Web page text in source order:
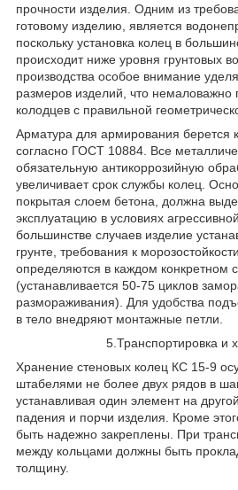
прочности изделия. Одним из
готовому изделию, является
поскольку установка колец в
происходит ниже уровня грунтовых
производства особое внимание
размеров изделий, что немаловажно
колодцев с правильной
Арматура для армирования берется
согласно ГОСТ 10884. Все
обязательную антикоррозийную
увеличивает срок службы колец.
покрытая слоем бетона, должна
эксплуатацию в условиях
большинстве случаев изделие
грунте, требования к
определяются в каждом конкретном
(устанавливается 50-75 циклов
размораживания). Для удобства
в тело внедряют монтажные петли.
5.Транспортировка и
Хранение стеновых колец КС 15-9
штабелями не более двух рядов в
устанавливая один элемент на
падения и порчи изделия. Кроме
быть надежно закреплены. При
между кольцами должны быть
толщину.